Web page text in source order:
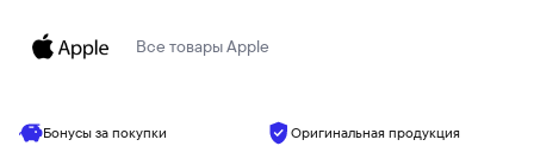
Все товарыApple
Бонусы за покупки Оригинальная продукция